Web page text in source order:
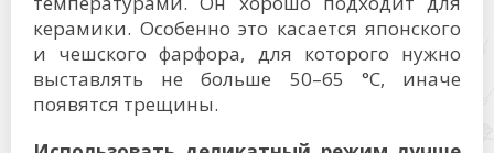
керамики. Особенно это касается японского
и чешского фарфора, для которого нужно
выставлять не больше 50–65 °C, иначе
появятся трещины.